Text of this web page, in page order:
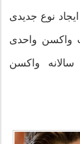
نوع جدیدی
واکسن واحدی
واکسن